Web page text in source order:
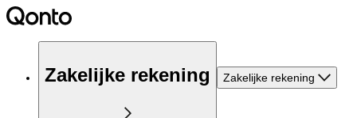
Zakelijke rekening Zakelijke rekening